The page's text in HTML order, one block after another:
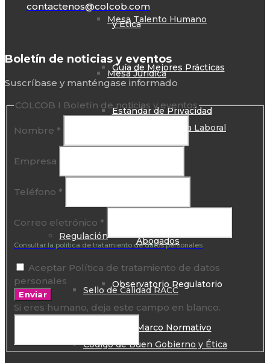
y Ética
Guía de Mejores Prácticas
Estándar de Privacidad
Abogados
Observatorio Regulatorio
Marco Normativo
Mesa Talento Humano
Mesa Jurídica
Normas de Competencia Laboral
Regulación
Sello de Calidad RACC
Código de Buen Gobierno y Ética
contactenos@colcob.com
Boletín de noticias y eventos
Suscríbase y manténgase informado
COLCOB I Boletín de noticias y eventos
Nombre *
Empresa
Teléfono *
Correo eletrónico *
Consultar la política de tratamiento de datos personales
Aceptar Política de tratamiento de datos
personales
Enviar
Si eres humano, deja este campo en blanco.